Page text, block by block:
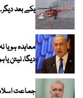
یکے بعد دیگرے 2 ہیلی کاپٹر گر کر تباہ؛
معاہدہ ہو یا
دیگا، نیتن